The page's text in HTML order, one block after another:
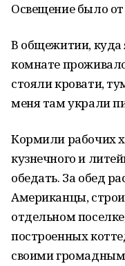
Освещение было
В общежитии, куда
комнате
стояли кровати,
меня там украли
Кормили рабочих
кузнечного и
обедать. За обед
Американцы,
отдельном
построенных
своими